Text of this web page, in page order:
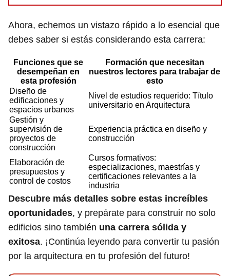
Ahora, echemos un vistazo rápido a lo esencial que
debes saber si estás considerando esta carrera:
Funciones que se
desempeñan en
esta profesión
Formación que necesitan
nuestros lectores para trabajar de
esto
Diseño de
edificaciones y
espacios urbanos
Nivel de estudios requerido: Título
universitario en Arquitectura
Gestión y
supervisión de
proyectos de
construcción
Experiencia práctica en diseño y
construcción
Elaboración de
presupuestos y
control de costos
Cursos formativos:
especializaciones, maestrías y
certificaciones relevantes a la
industria
Descubre más detalles sobre estas increíbles
oportunidades, y prepárate para construir no solo
edificios sino también una carrera sólida y
exitosa. ¡Continúa leyendo para convertir tu pasión
por la arquitectura en tu profesión del futuro!